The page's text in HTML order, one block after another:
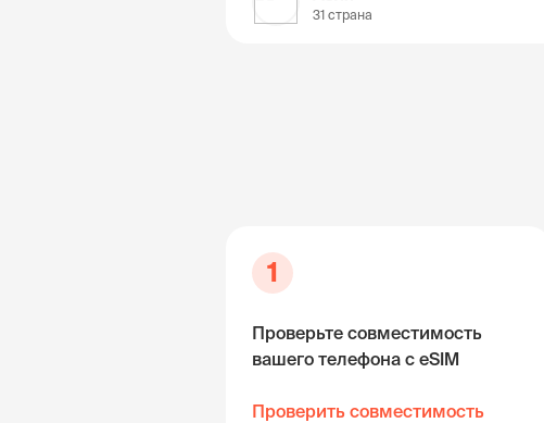
31 страна
1
Проверьте совместимость
вашего телефона с eSIM
Проверить совместимость